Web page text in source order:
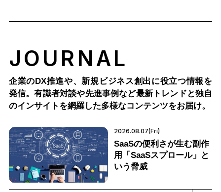
JOURNAL
企業のDX推進や、新規ビジネス創出に役立つ情報を
発信。有識者対談や先進事例など最新トレンドと独自
のインサイトを網羅した多様なコンテンツをお届け。
2026.08.07(Fri)
SaaSの便利さが生む副作
用「SaaSスプロール」と
いう脅威